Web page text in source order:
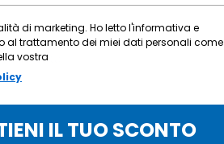
indicata
di marketing. Ho letto l'informativa e
al trattamento dei miei dati personali come
vostra
IL TUO SCONTO